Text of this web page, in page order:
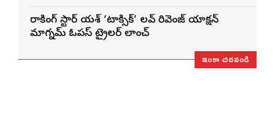
రాకింగ్ స్టార్ యశ్ ‘టాక్సిక్’ లవ్ రివెంజ్ యాక్షన్
మాగ్నమ్ ఓపస్‌ ట్రైలర్ లాంచ్
ఇంకా చదవండి